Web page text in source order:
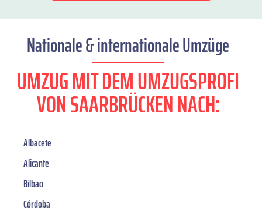
Nationale & internationale Umzüge
UMZUG MIT DEM UMZUGSPROFI
VON SAARBRÜCKEN NACH:
Albacete
Alicante
Bilbao
Córdoba